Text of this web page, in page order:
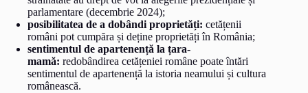
parlamentare (decembrie 2024);
posibilitatea de a dobândi proprietăți: cetățenii
români pot cumpăra și deține proprietăți în România;
sentimentul de apartenență la țara-
mamă: redobândirea cetățeniei române poate întări
sentimentul de apartenență la istoria neamului și cultura
românească.